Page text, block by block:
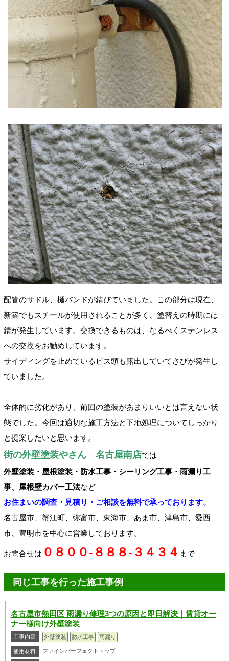
配管のサドル、樋バンドが錆びていました。この部分は現在、
新築でもスチールが使用されることが多く、塗替えの時期には
錆が発生しています。交換できるものは、なるべくステンレス
への交換をお勧めしています。
サイディングを止めているビス頭も露出していてさびが発生し
ていました。
全体的に劣化があり、前回の塗装があまりいいとは言えない状
態でした。今回は適切な施工方法と下地処理についてしっかり
と提案したいと思います。
街の外壁塗装やさん 名古屋南店では
外壁塗装・屋根塗装・防水工事・シーリング工事・雨漏り工
事、屋根壁カバー工法など
お住まいの調査・見積り・ご相談を無料で承っております。
名古屋市、蟹江町、弥富市、東海市、あま市、津島市、愛西
市、豊明市を中心に営業しております。
お問合せは ０８００-８８８-３４３４ まで
同じ工事を行った施工事例
名古屋市熱田区 雨漏り修理3つの原因と即日解決｜賃貸オー
ナー様向け外壁塗装
工事内容 外壁塗装 防水工事 雨漏り
使用材料 ファインパーフェクトトップ